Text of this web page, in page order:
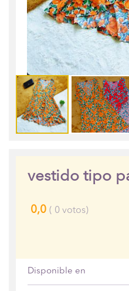
vestido tipo
0,0 ( 0 votos)
Disponible en